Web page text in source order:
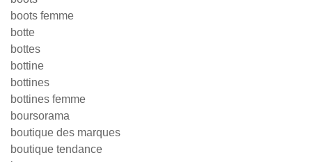
boots femme
botte
bottes
bottine
bottines
bottines femme
boursorama
boutique des marques
boutique tendance